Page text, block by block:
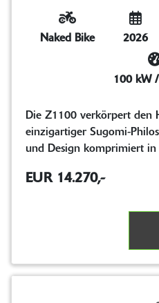
Naked Bike 2026
100 kW
Die Z1100 verkörpert den
einzigartiger Sugomi-
und Design komprimiert in
EUR 14.270,-